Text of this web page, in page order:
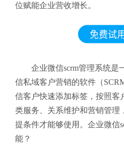
位赋能企业营收增长。
企业微信scrm管理系统是
信私域客户营销的软件（
信客户快速添加标签，按照客
类服务、关系维护和营销管理
提条件才能够使用。企业微信
能？